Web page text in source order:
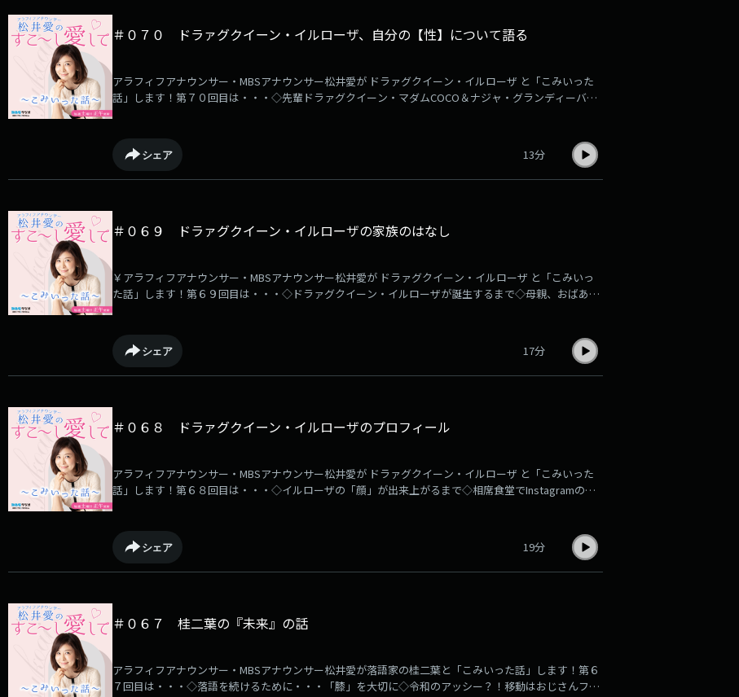
＃０７０ ドラァグクイーン・イルローザ、自分の【性】について語る
アラフィフアナウンサー・MBSアナウンサー松井愛が ドラァグクイーン・イルローザ と「こみいった
話」します！第７０回目は・・・◇先輩ドラァグクイーン・マダムCOCO＆ナジャ・グランディーバと
の関係性◇イルローザの日々のタイムスケジュール◇昼職：溶接士について他・・・
シェア 13分
＃０６９ ドラァグクイーン・イルローザの家族のはなし
￥アラフィフアナウンサー・MBSアナウンサー松井愛が ドラァグクイーン・イルローザ と「こみいっ
た話」します！第６９回目は・・・◇ドラァグクイーン・イルローザが誕生するまで◇母親、おばあち
ゃんへの「カミングアウト」について他・・・
シェア 17分
＃０６８ ドラァグクイーン・イルローザのプロフィール
アラフィフアナウンサー・MBSアナウンサー松井愛が ドラァグクイーン・イルローザ と「こみいった
話」します！第６８回目は・・・◇イルローザの「顔」が出来上がるまで◇相席食堂でInstagramのフ
ォロワー爆上り！◇野球と車とラジオの仕事◇パーソナルジムの通って１０３㎏→８５㎏に他・・・
シェア 19分
＃０６７ 桂二葉の『未来』の話
アラフィフアナウンサー・MBSアナウンサー松井愛が落語家の桂二葉と「こみいった話」します！第６
７回目は・・・◇落語を続けるために・・・「膝」を大切に◇令和のアッシー？！移動はおじさんファ